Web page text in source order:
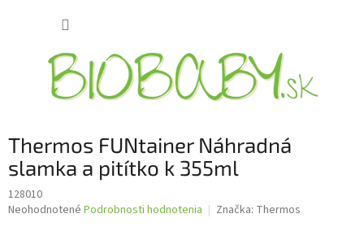
Thermos FUNtainer Náhradná
slamka a pitítko k 355ml
128010
Priemerné
Neohodnotené Podrobnosti hodnotenia Značka: Thermos